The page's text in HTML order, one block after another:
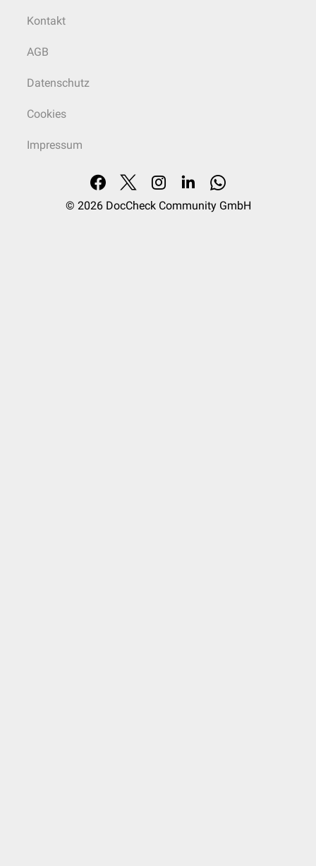
Kontakt
AGB
Datenschutz
Cookies
Impressum
© 2026 DocCheck Community GmbH